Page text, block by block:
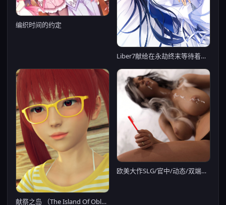
编织时间的约定
Liber7献给在永劫终末等待着的你
献祭之岛 （The Island Of Oblation） V0.1
欧美大作SLG/官中/动态/双端丨失忆症 重制版 Amnesia Remaster v0.106 官方中文步兵版【20260202】